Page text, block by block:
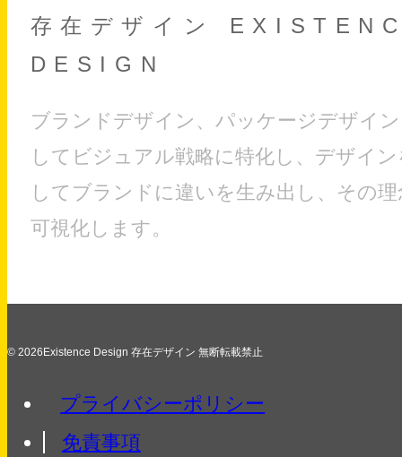
存在デザイン
DESIGN
ブランドデザイン、パッケージデザイ
してビジュアル戦略に特化し、デザイン
してブランドに違いを生み出し、その理
可視化します。
© 2026Existence Design 存在デザイン 無断転載禁止
プライバシーポリシー
免責事項